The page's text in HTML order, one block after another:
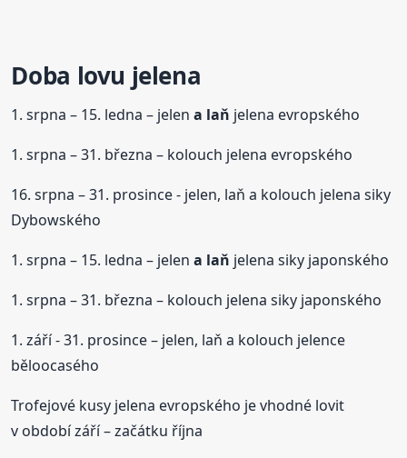
Doba lovu jelena
1. srpna – 15. ledna – jelena laň jelena evropského
1. srpna – 31. března – kolouch jelena evropského
16. srpna – 31. prosince - jelen, laň a kolouch jelena siky
Dybowského
1. srpna – 15. ledna – jelena laň jelena siky japonského
1. srpna – 31. března – kolouch jelena siky japonského
1. září - 31. prosince – jelen, laň a kolouch jelence
běloocasého
Trofejové kusy jelena evropského je vhodné lovit
v období září – začátku října